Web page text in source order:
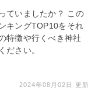
ていましたか？ この
キングTOP10をそれ
特徴や行くべき神社
ださい。
2024年08月02日 更新